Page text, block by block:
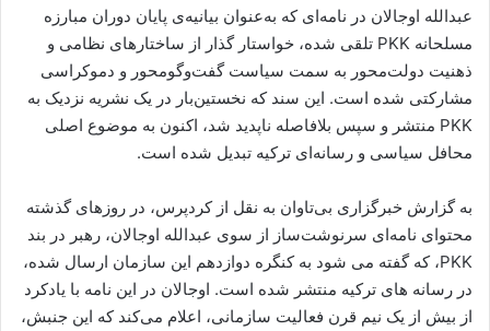
عبدالله اوجالان در نامه‌ای که به‌عنوان بیانیه‌ی پایان دوران مبارزه
مسلحانه PKK تلقی شده، خواستار گذار از ساختارهای نظامی و
ذهنیت دولت‌محور به سمت سیاست گفت‌وگومحور و دموکراسی
مشارکتی شده است. این سند که نخستین‌بار در یک نشریه نزدیک به
PKK منتشر و سپس بلافاصله ناپدید شد، اکنون به موضوع اصلی
محافل سیاسی و رسانه‌ای ترکیه تبدیل شده است.
به گزارش خبرگزاری بی‌تاوان به نقل از کردپرس، در روزهای گذشته
محتوای نامه‌ای سرنوشت‌ساز از سوی عبدالله اوجالان، رهبر در بند
PKK، که گفته می شود به کنگره دوازدهم این سازمان ارسال شده،
در رسانه های ترکیه منتشر شده است. اوجالان در این نامه با یادکرد
از بیش از یک نیم قرن فعالیت سازمانی، اعلام می‌کند که این جنبش،